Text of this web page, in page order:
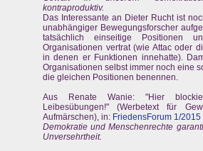
kontraproduktiv.
Das Interessante an Dieter Rucht ist
unabhängiger Bewegungsforscher
tatsächlich einseitige Positionen
Organisationen vertrat (wie Attac oder
in denen er Funktionen innehatte).
Organisationen selbst immer noch eine
die gleichen Positionen benennen.
Aus Renate Wanie: "Hier
Leibesübungen!" (Werbetext für
Aufmärschen), in: FriedensForum 1/2015
Demokratie und Menschenrechte
Unversehrtheit.